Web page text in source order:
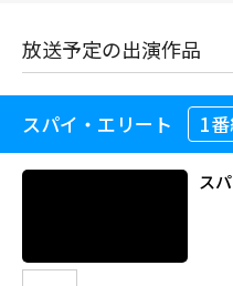
放送予定の出演作品
スパイ・エリート 1
ス